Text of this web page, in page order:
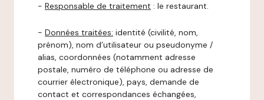
- Responsable de traitement : le restaurant.
- Données traitées: identité (civilité, nom,
prénom), nom d’utilisateur ou pseudonyme /
alias, coordonnées (notamment adresse
postale, numéro de téléphone ou adresse de
courrier électronique), pays, demande de
contact et correspondances échangées,